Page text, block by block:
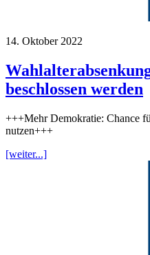
14. Oktober 2022
beschlossen werden
+++Mehr Demokratie: Chance
nutzen+++
[weiter...]